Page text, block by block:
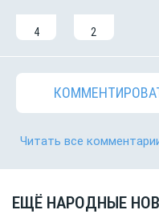
4 2
Читать все
ЕЩЁ НАРОДНЫЕ